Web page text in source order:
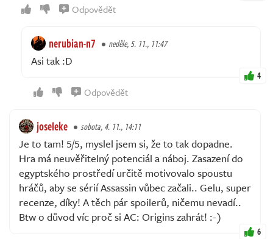
Odpovědět
nerubian-n7 neděle, 5. 11., 11:47
Asi tak :D
4
Odpovědět
joseleke sobota, 4. 11., 14:11
Je to tam! 5/5, myslel jsem si, že to tak dopadne.
Hra má neuvěřitelný potenciál a náboj. Zasazení do
egyptského prostředí určitě motivovalo spoustu
hráčů, aby se sérií Assassin vůbec začali.. Gelu, super
recenze, díky! A těch pár spoilerů, ničemu nevadí..
Btw o důvod víc proč si AC: Origins zahrát! :-)
6